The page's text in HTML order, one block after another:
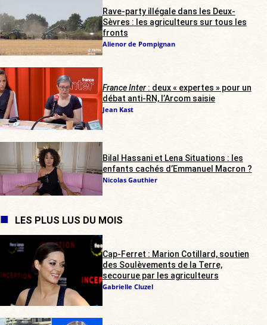
Rave-party illégale dans les Deux-
Sèvres : les agriculteurs sur tous les
fronts
Alienor de Pompignan
France Inter: deux « expertes » pour un
débat anti-RN, l’Arcom saisie
Jean Kast
Bilal Hassani et Lena Situations : les
enfants cachés d’Emmanuel Macron ?
Nicolas Gauthier
LES PLUS LUS DU MOIS
Cap-Ferret : Marion Cotillard, soutien
des Soulèvements de la Terre,
secourue par les agriculteurs
Gabrielle Cluzel